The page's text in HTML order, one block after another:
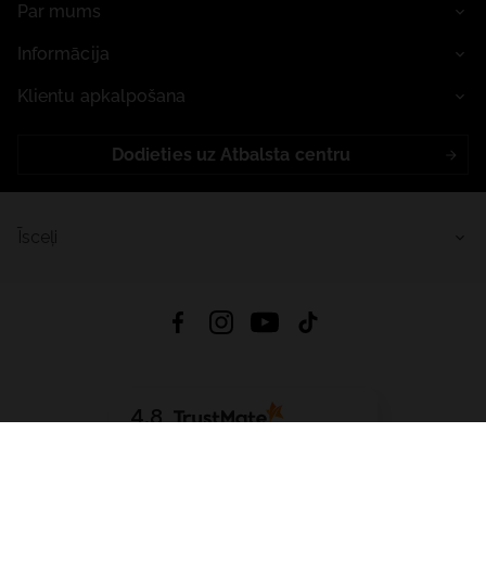
Par mums
Informācija
Klientu apkalpošana
Dodieties uz Atbalsta centru
4.8